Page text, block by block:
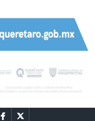
FacebookTwitter